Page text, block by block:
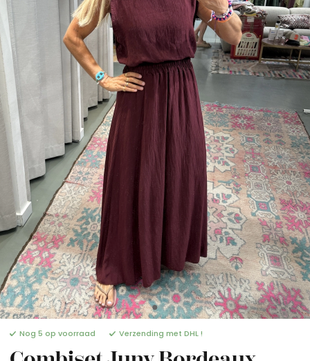
Nog 5 op voorraad Verzending met DHL !